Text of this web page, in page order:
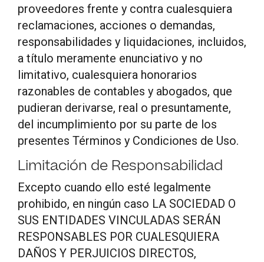
proveedores frente y contra cualesquiera
reclamaciones, acciones o demandas,
responsabilidades y liquidaciones, incluidos,
a título meramente enunciativo y no
limitativo, cualesquiera honorarios
razonables de contables y abogados, que
pudieran derivarse, real o presuntamente,
del incumplimiento por su parte de los
presentes Términos y Condiciones de Uso.
Limitación de Responsabilidad
Excepto cuando ello esté legalmente
prohibido, en ningún caso LA SOCIEDAD O
SUS ENTIDADES VINCULADAS SERÁN
RESPONSABLES POR CUALESQUIERA
DAÑOS Y PERJUICIOS DIRECTOS,